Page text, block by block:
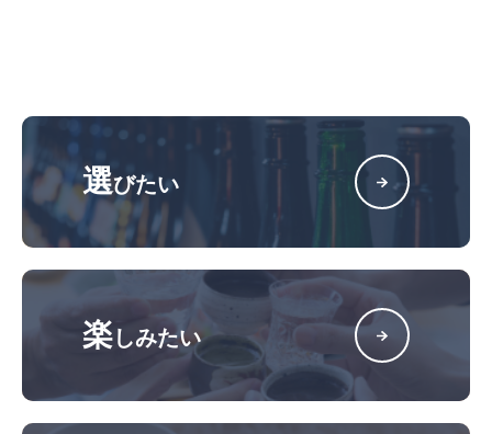
選びたい
楽しみたい